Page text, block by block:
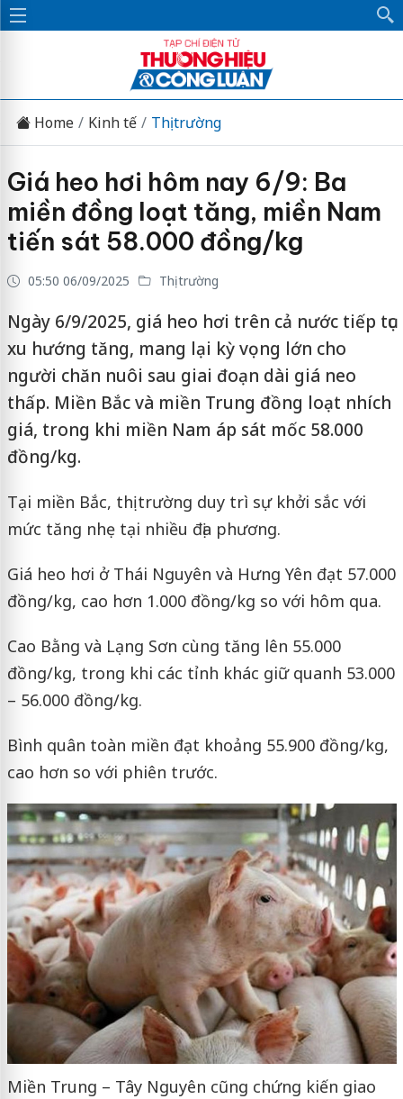
Home Kinh tế Thị trường
Giá heo hơi hôm nay 6/9: Ba
miền đồng loạt tăng, miền Nam
tiến sát 58.000 đồng/kg
05:50 06/09/2025 Thị trường
Ngày 6/9/2025, giá heo hơi trên cả nước tiếp tục
xu hướng tăng, mang lại kỳ vọng lớn cho
người chăn nuôi sau giai đoạn dài giá neo
thấp. Miền Bắc và miền Trung đồng loạt nhích
giá, trong khi miền Nam áp sát mốc 58.000
đồng/kg.
Tại miền Bắc, thị trường duy trì sự khởi sắc với
mức tăng nhẹ tại nhiều địa phương.
Giá heo hơi ở Thái Nguyên và Hưng Yên đạt 57.000
đồng/kg, cao hơn 1.000 đồng/kg so với hôm qua.
Cao Bằng và Lạng Sơn cùng tăng lên 55.000
đồng/kg, trong khi các tỉnh khác giữ quanh 53.000
– 56.000 đồng/kg.
Bình quân toàn miền đạt khoảng 55.900 đồng/kg,
cao hơn so với phiên trước.
Miền Trung – Tây Nguyên cũng chứng kiến giao